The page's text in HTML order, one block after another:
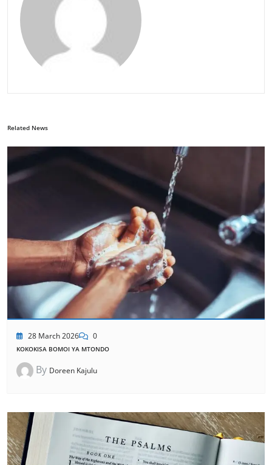
Related News
28 March 2026 0
KOKOKISA BOMOI YA MTONDO
By Doreen Kajulu